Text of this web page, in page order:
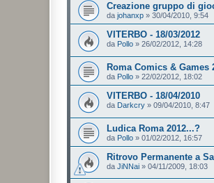
Creazione gruppo di
da johanxp » 30/04/2010, 9:54
VITERBO - 18/03/2012
da Pollo » 26/02/2012, 14:28
Roma Comics & Games
da Pollo » 22/02/2012, 18:02
VITERBO - 18/04/2010
da Darkcry » 09/04/2010, 8:47
Ludica Roma 2012...?
da Pollo » 01/02/2012, 16:57
Ritrovo Permanente a
da JiNNai » 04/11/2009, 18:03